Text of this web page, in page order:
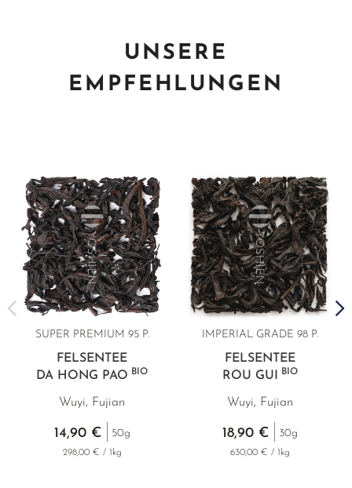
UNSERE
EMPFEHLUNGEN
SUPER PREMIUM 95 P.
FELSENTEE
DA HONG PAO BIO
Wuyi, Fujian
14,90 € 50g
298,00 € / 1kg
IMPERIAL GRADE 98 P.
FELSENTEE
ROU GUI
BIO
Wuyi, Fujian
18,90 € 30g
630,00 € / 1kg